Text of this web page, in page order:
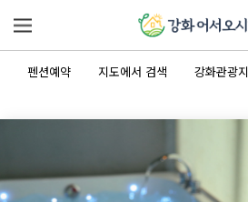
펜션예약 지도에서 검색 강화관광지